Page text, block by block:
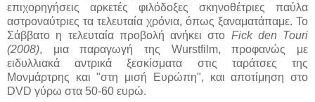
επιχορηγήσεις αρκετές φιλόδοξες σκηνοθέτριες παύλα
αστροναύτριες τα τελευταία χρόνια, όπως ξαναματάπαμε. Το
Σάββατο η τελευταία προβολή ανήκει στο Fick den Touri
(2008), μια παραγωγή της Wurstfilm, προφανώς με
ειδυλλιακά αντρικά ξεσκίσματα στις ταράτσες της
Μονμάρτρης και "στη μισή Ευρώπη", και αποτίμηση στο
DVD γύρω στα 50-60 ευρώ.